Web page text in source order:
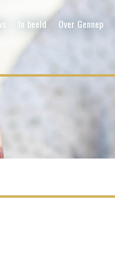
In beeld Over Gennep